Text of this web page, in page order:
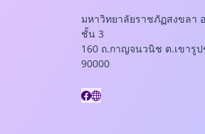
มหาวิทยาลัยราชภัฏสงขลา
ชั้น 3
160 ถ.กาญจนวนิช ต.เขารู
90000